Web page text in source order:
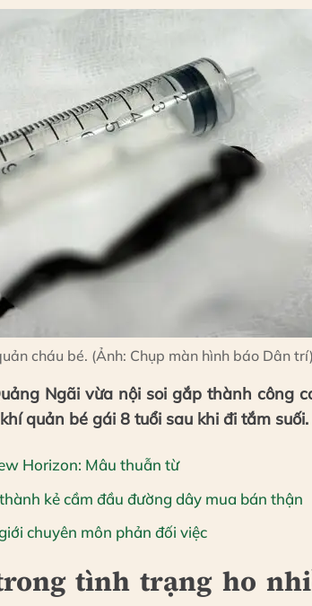
cháu bé. (Ảnh: Chụp màn hình báo Dân
Ngãi vừa nội soi gắp thành công
quản bé gái 8 tuổi sau khi đi tắm suối.
Horizon: Mâu thuẫn từ
kẻ cầm đầu đường dây mua bán thận
chuyên môn phản đối việc
tình trạng ho